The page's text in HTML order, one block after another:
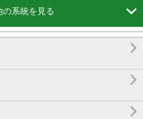
の系統を見る 


